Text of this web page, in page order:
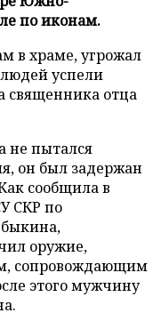
по иконам.
в храме, угрожал
успели
священника отца
не пытался
он был задержан
сообщила в
СКР по
оружие,
сопровождающим
этого мужчину